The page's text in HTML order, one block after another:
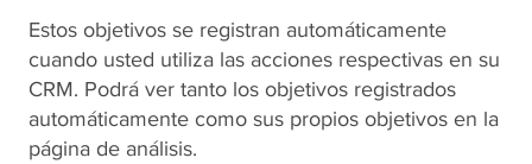
Estos objetivos se registran automáticamente
cuando usted utiliza las acciones respectivas en su
CRM. Podrá ver tanto los objetivos registrados
automáticamente como sus propios objetivos en la
página de análisis.